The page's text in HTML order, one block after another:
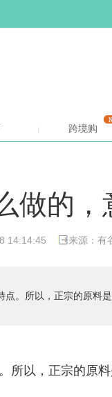
跨境购
做的
14:14:45 来源：有
。所以，正宗的原料
所以，正宗的原